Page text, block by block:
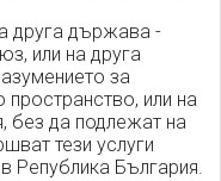
друга държава -
или на друга
за
или на
без да подлежат на
тези услуги
Република България.